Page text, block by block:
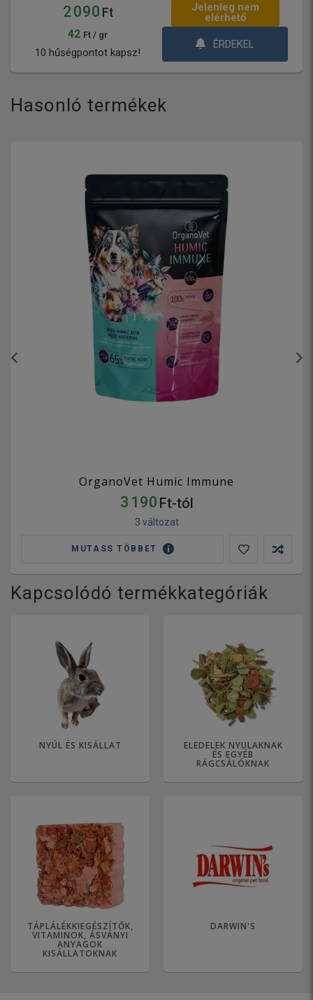
2 090 Ft
42 Ft / gr
10 hűségpontot kapsz!
Jelenleg nem
elérhető
ÉRDEKEL
Hasonló termékek
OrganoVet Humic Immune
3 190 Ft-tól
3 változat
MUTASS TÖBBET
Kapcsolódó termékkategóriák
NYÚL ÉS KISÁLLAT ELEDELEK NYULAKNAK
ÉS EGYÉB
RÁGCSÁLÓKNAK
TÁPLÁLÉKKIEGÉSZÍTŐK,
VITAMINOK, ÁSVÁNYI
ANYAGOK
KISÁLLATOKNAK
DARWIN'S